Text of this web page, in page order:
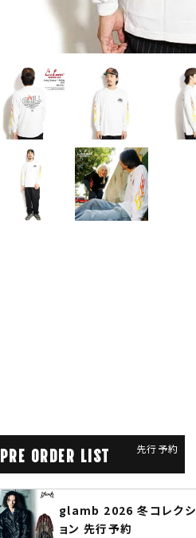
PRE ORDER LIST 先行予約
glamb 2026 冬コレクシ
ョン 先行予約